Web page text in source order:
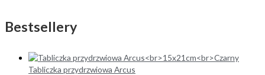
Bestsellery
Tabliczka przydrzwiowa Arcus